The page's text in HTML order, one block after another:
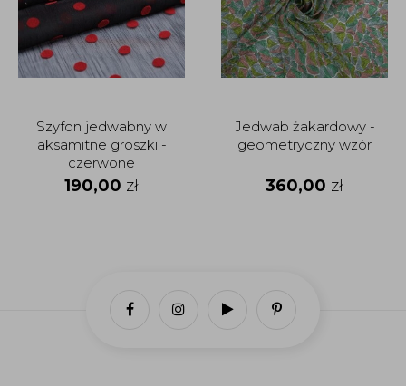
Szyfon jedwabny w
aksamitne groszki -
czerwone
190,00 zł
Jedwab żakardowy -
geometryczny wzór
360,00 zł